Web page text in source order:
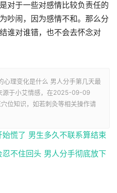
对于一些对感情比较负责任的
吵闹，因为感情不和。那么分
谁对谁错，也不会去怀念对
心理变化是什么 男人分手第几天最
源于小艾情感，在2025-09-09
位知识，如若刺灸等相关操作请
慌了 男生多久不联系算结束
忍不住回头 男人分手彻底放下